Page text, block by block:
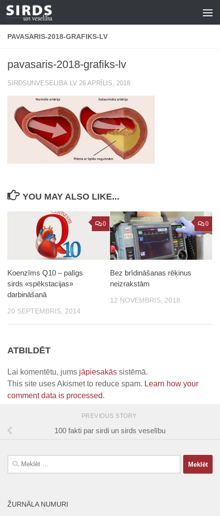
Skip to content
PAVASARIS-2018-GRAFIKS-LV
pavasaris-2018-grafiks-lv
SIRDSUNVESELIBA.LV 26 APRĪLIS, 2018
YOU MAY ALSO LIKE...
0
Koenzīms Q10 – palīgs
sirds «spēkstacijas»
darbināšanā
20 SEPTEMBRIS, 2014
0
Bez brīdināšanas rēķinus
neizrakstām
12 NOVEMBRIS, 2018
ATBILDĒT
Lai komentētu, jums jāpiesakās sistēmā.
This site uses Akismet to reduce spam. Learn how your
comment data is processed.
PREVIOUS STORY
100 fakti par sirdi un sirds veselību
Meklēt:
ŽURNĀLA NUMURI